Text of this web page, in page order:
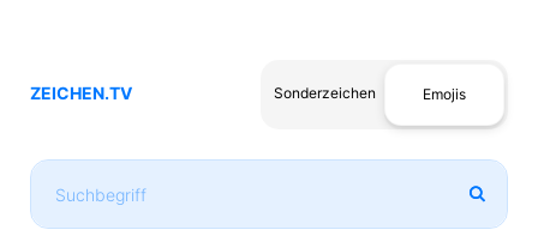
ZEICHEN.TV Sonderzeichen Emojis